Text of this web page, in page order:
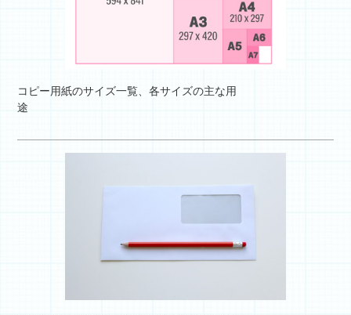
コピー用紙のサイズ一覧、各サイズの主な用
途